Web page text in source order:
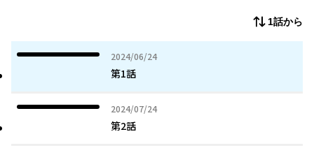
1話から
2024/06/24
2024年06月24日
第1話
2024/07/24
2024年07月24日
第2話